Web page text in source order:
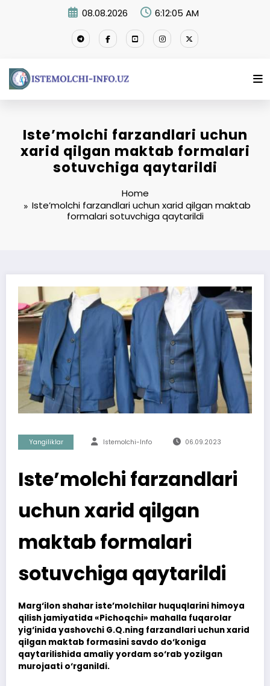
08.08.2026 6:12:05 AM
Iste’molchi farzandlari uchun
xarid qilgan maktab formalari
sotuvchiga qaytarildi
Home
Iste’molchi farzandlari uchun xarid qilgan maktab
formalari sotuvchiga qaytarildi
Yangiliklar Istemolchi-Info 06.09.2023
Iste’molchi farzandlari
uchun xarid qilgan
maktab formalari
sotuvchiga qaytarildi
Marg‘ilon shahar iste’molchilar huquqlarini himoya
qilish jamiyatida «Pichoqchi» mahalla fuqarolar
yig‘inida yashovchi G.Q.ning farzandlari uchun xarid
qilgan maktab formasini savdo do‘koniga
qaytarilishida amaliy yordam so‘rab yozilgan
murojaati o‘rganildi.